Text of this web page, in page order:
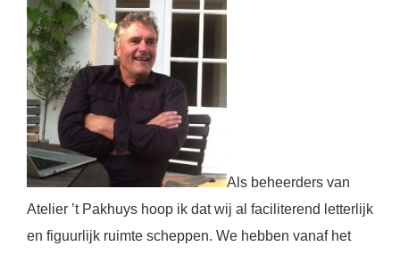
Als beheerders van
Atelier ’t Pakhuys hoop ik dat wij al faciliterend letterlijk
en figuurlijk ruimte scheppen. We hebben vanaf het